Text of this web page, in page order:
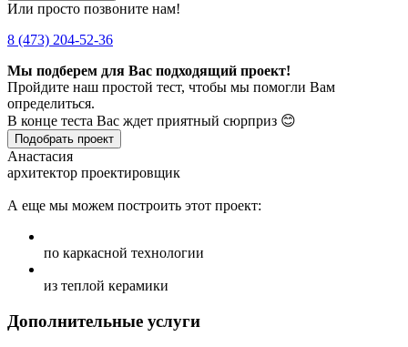
Или просто позвоните нам!
8 (473) 204-52-36
Мы подберем для Вас подходящий проект!
Пройдите наш простой тест, чтобы мы помогли Вам
определиться.
В конце теста Вас ждет приятный сюрприз 😊
Подобрать проект
Анастасия
архитектор проектировщик
А еще мы можем построить этот проект:
по каркасной технологии
из теплой керамики
Дополнительные услуги